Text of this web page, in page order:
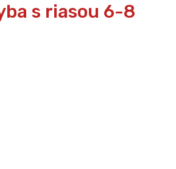
s riasou 6-8